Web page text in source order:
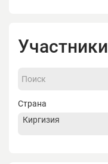
Участники
Страна